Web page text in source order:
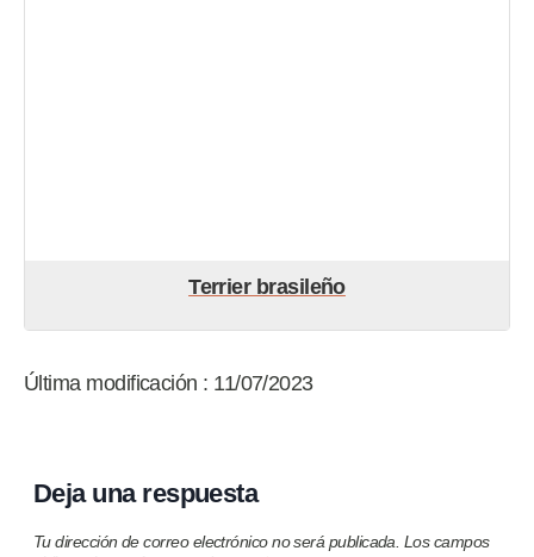
Terrier brasileño
Última modificación : 11/07/2023
Deja una respuesta
Tu dirección de correo electrónico no será publicada. Los campos